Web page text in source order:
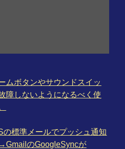
ムボタンやサウンドスイッ
障しないようになるべく使
の標準メールでプッシュ通知
のGoogleSyncが